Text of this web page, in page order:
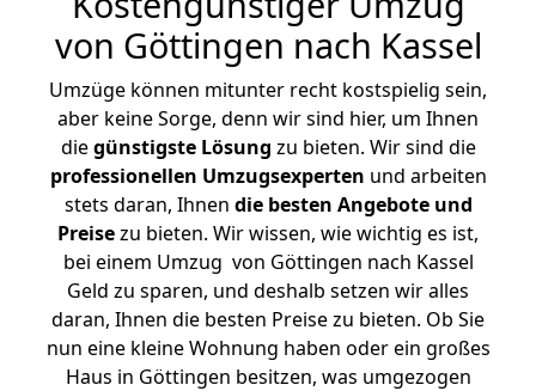
von Göttingen nach Kassel
Umzüge können mitunter recht kostspielig sein,
aber keine Sorge, denn wir sind hier, um Ihnen
diegünstigste Lösung zu bieten. Wir sind die
professionellen Umzugsexperten und arbeiten
stets daran, Ihnen die besten Angebote und
Preisezu bieten. Wir wissen, wie wichtig es ist,
bei einem Umzug von Göttingen nach Kassel
Geld zu sparen, und deshalb setzen wir alles
daran, Ihnen die besten Preise zu bieten. Ob Sie
nun eine kleine Wohnung haben oder ein großes
Haus in Göttingen besitzen, was umgezogen